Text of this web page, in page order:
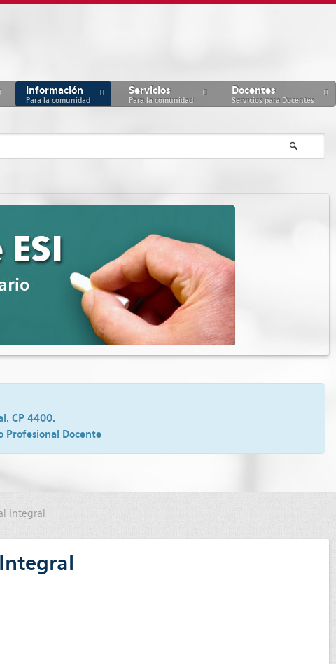
Información
Para la comunidad
Servicios
Para la comunidad
Docentes
Servicios para Docentes
CP 4400.
Profesional Docente
Integral